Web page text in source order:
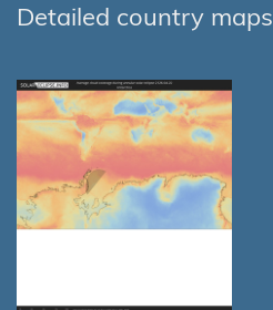
Detailed country maps